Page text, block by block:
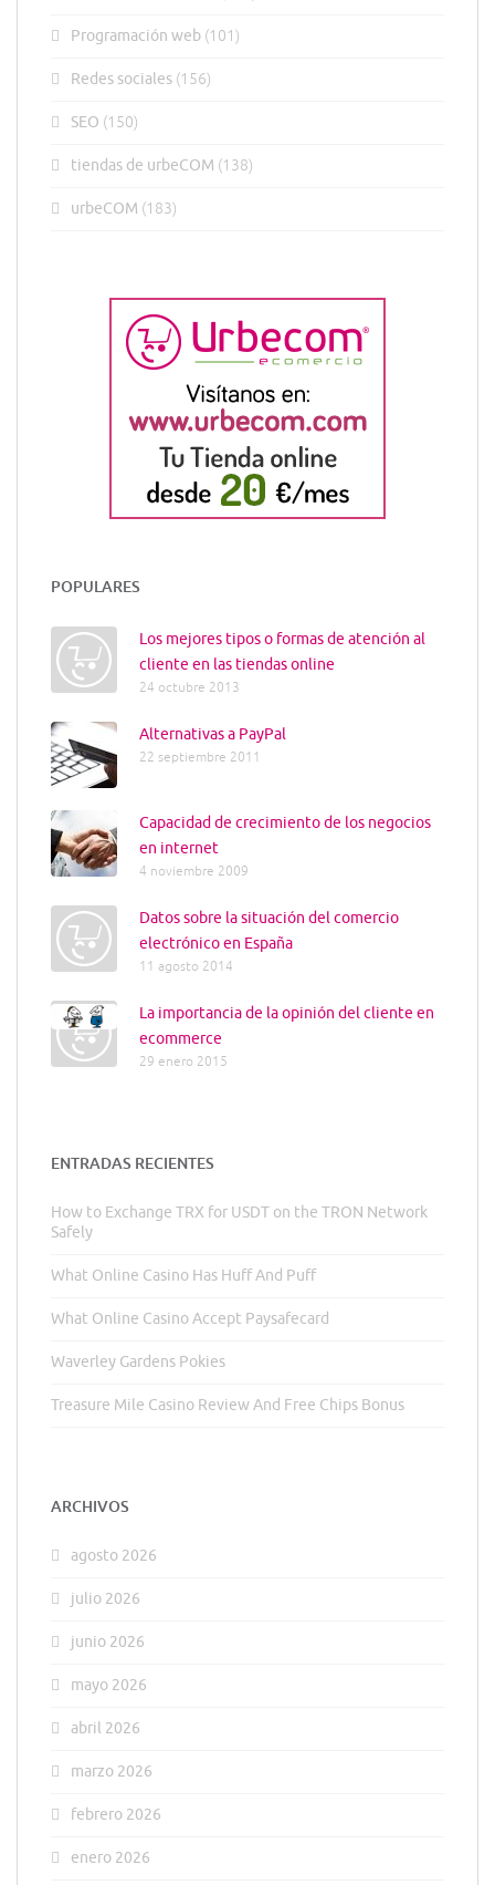
Programación web (101)
Redes sociales (156)
SEO (150)
tiendas de urbeCOM (138)
urbeCOM (183)
POPULARES
Los mejores tipos o formas de atención al
cliente en las tiendas online
24 octubre 2013
Alternativas a PayPal
22 septiembre 2011
Capacidad de crecimiento de los negocios
en internet
4 noviembre 2009
Datos sobre la situación del comercio
electrónico en España
11 agosto 2014
La importancia de la opinión del cliente en
ecommerce
29 enero 2015
ENTRADAS RECIENTES
How to Exchange TRX for USDT on the TRON Network
Safely
What Online Casino Has Huff And Puff
What Online Casino Accept Paysafecard
Waverley Gardens Pokies
Treasure Mile Casino Review And Free Chips Bonus
ARCHIVOS
agosto 2026
julio 2026
junio 2026
mayo 2026
abril 2026
marzo 2026
febrero 2026
enero 2026